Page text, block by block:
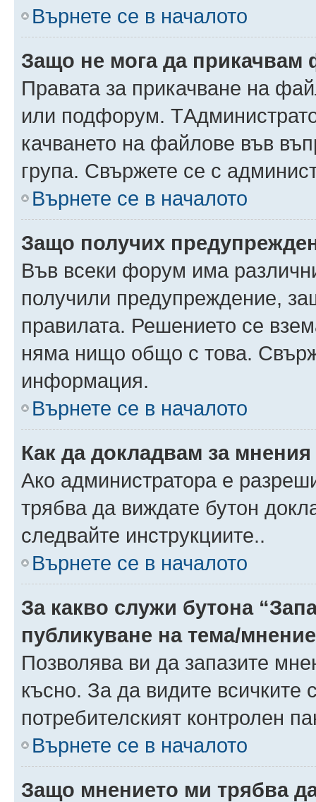
Върнете се в началото
Защо не мога да прикачвам
Правата за прикачване на
или подфорум.
качването на файлове във
група. Свържете се с
Върнете се в началото
Защо получих
Във всеки форум има
получили предупреждение,
правилата. Решението се
няма нищо общо с това.
информация.
Върнете се в началото
Как да докладвам за
Ако администратора е
трябва да виждате бутон
следвайте инструкциите..
Върнете се в началото
За какво служи бутона
публикуване на тема/
Позволява ви да запазите
късно. За да видите всичките
потребителският контролен
Върнете се в началото
Защо мнението ми трябва